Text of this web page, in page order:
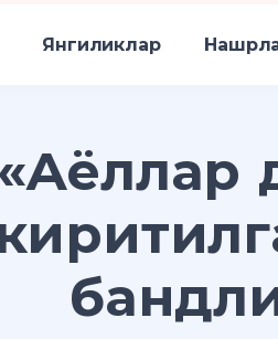
Янгиликлар
«Аёллар